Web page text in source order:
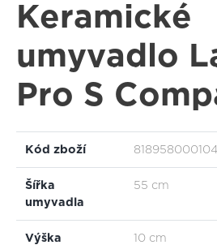
Keramické
umyvadlo
Pro S
Kód zboží
Šířka
umyvadla
55 cm
Výška 10 cm